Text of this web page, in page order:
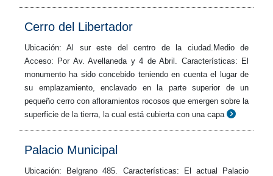
Cerro del Libertador
Ubicación: Al sur este del centro de la ciudad.Medio de
Acceso: Por Av. Avellaneda y 4 de Abril. Características: El
monumento ha sido concebido teniendo en cuenta el lugar de
su emplazamiento, enclavado en la parte superior de un
pequeño cerro con afloramientos rocosos que emergen sobre la
superficie de la tierra, la cual está cubierta con una capa
Palacio Municipal
Ubicación: Belgrano 485. Características: El actual Palacio